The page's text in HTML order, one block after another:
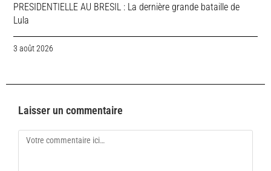
PRESIDENTIELLE AU BRESIL : La dernière grande bataille de
Lula
3 août 2026
Laisser un commentaire